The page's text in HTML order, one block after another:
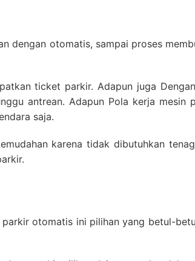
dengan otomatis, sampai proses
ticket parkir. Adapun juga
antrean. Adapun Pola kerja
saja.
karena tidak dibutuhkan
otomatis ini pilihan yang betul-